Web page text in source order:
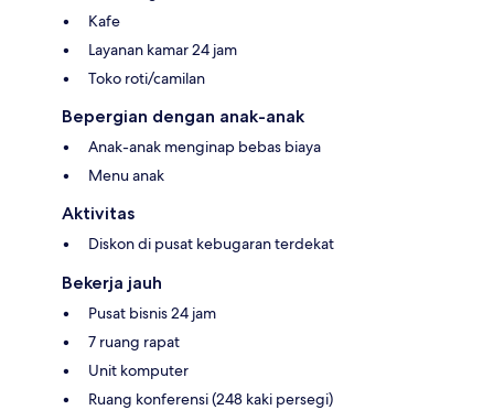
Kafe
Layanan kamar 24 jam
Toko roti/camilan
Bepergian dengan anak-anak
Anak-anak menginap bebas biaya
Menu anak
Aktivitas
Diskon di pusat kebugaran terdekat
Bekerja jauh
Pusat bisnis 24 jam
7 ruang rapat
Unit komputer
Ruang konferensi (248 kaki persegi)